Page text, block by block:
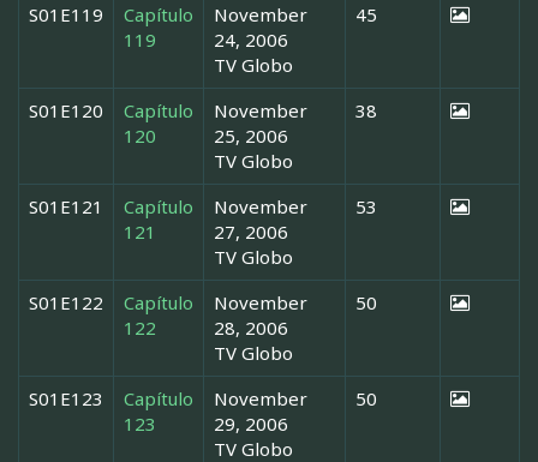
S01E119
Capítulo
119
November
24, 2006
TV Globo
45
S01E120
Capítulo
120
November
25, 2006
TV Globo
38
S01E121
Capítulo
121
November
27, 2006
TV Globo
53
S01E122
Capítulo
122
November
28, 2006
TV Globo
50
S01E123
Capítulo
123
November
29, 2006
TV Globo
50